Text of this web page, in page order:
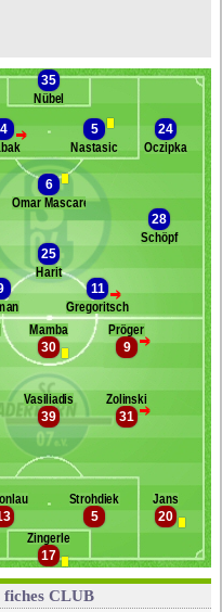
Schalke 04
remplaçants Paderborn
35
Nübel
>
4
5
Nastasic
24
Oczipka
6
Omar Mascarell
28
Schöpf
25
Harit
>
11
Gregoritsch
17
Zingerle
20
Jans
5
Strohdiek
>
31
Zolinski
39
Vasiliadis
>
9
Pröger
30
Mamba
fiches CLUB